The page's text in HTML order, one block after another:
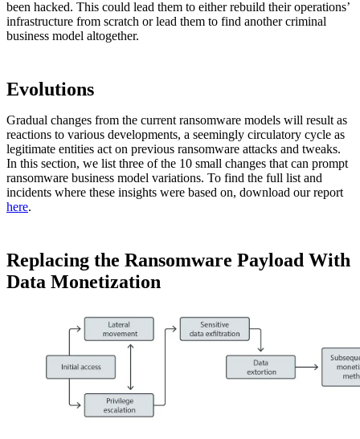
been hacked. This could lead them to either rebuild their operations’
infrastructure from scratch or lead them to find another criminal
business model altogether.
Evolutions
Gradual changes from the current ransomware models will result as
reactions to various developments, a seemingly circulatory cycle as
legitimate entities act on previous ransomware attacks and tweaks.
In this section, we list three of the 10 small changes that can prompt
ransomware business model variations. To find the full list and
incidents where these insights were based on, download our report
here.
Replacing the Ransomware Payload With
Data Monetization